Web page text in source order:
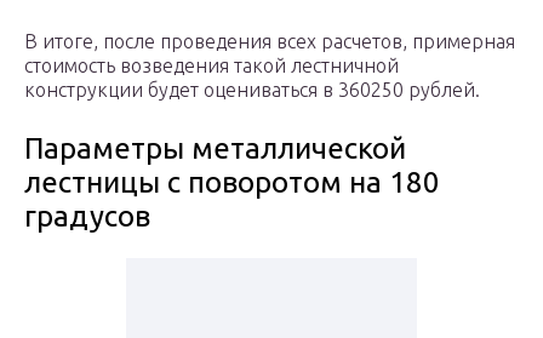
В итоге, после проведения всех расчетов, примерная
стоимость возведения такой лестничной
конструкции будет оцениваться в 360250 рублей.
Параметры металлической
лестницы с поворотом на 180
градусов